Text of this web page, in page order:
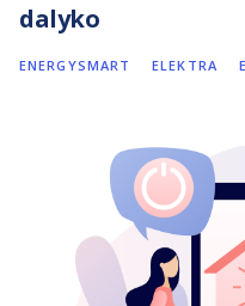
dalyko
ENERGYSMART ELEKTRA